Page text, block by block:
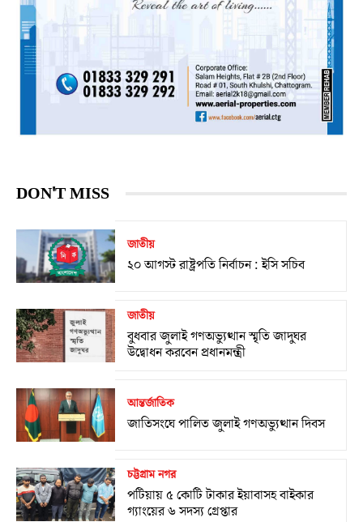
DON'T MISS
জাতীয়
২০ আগস্ট রাষ্ট্রপতি নির্বাচন : ইসি সচিব
জাতীয়
বুধবার জুলাই গণঅভ্যুত্থান স্মৃতি জাদুঘর
উদ্বোধন করবেন প্রধানমন্ত্রী
আন্তর্জাতিক
জাতিসংঘে পালিত জুলাই গণঅভ্যুত্থান দিবস
চট্টগ্রাম নগর
পটিয়ায় ৫ কোটি টাকার ইয়াবাসহ বাইকার
গ্যাংয়ের ৬ সদস্য গ্রেপ্তার